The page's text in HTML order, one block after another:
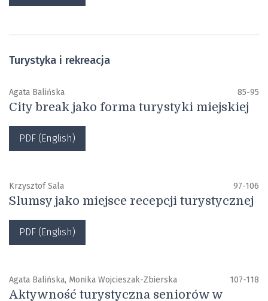
Turystyka i rekreacja
Agata Balińska 85-95
City break jako forma turystyki miejskiej
PDF (English)
Krzysztof Sala 97-106
Slumsy jako miejsce recepcji turystycznej
PDF (English)
Agata Balińska, Monika Wojcieszak-Zbierska 107-118
Aktywność turystyczna seniorów w